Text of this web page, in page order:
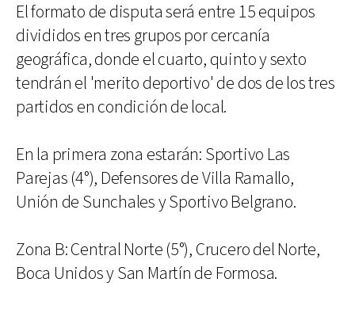
El formato de disputa será entre 15 equipos
divididos en tres grupos por cercanía
geográfica, donde el cuarto, quinto y sexto
tendrán el 'merito deportivo' de dos de los tres
partidos en condición de local.
En la primera zona estarán: Sportivo Las
Parejas (4°), Defensores de Villa Ramallo,
Unión de Sunchales y Sportivo Belgrano.
Zona B: Central Norte (5°), Crucero del Norte,
Boca Unidos y San Martín de Formosa.